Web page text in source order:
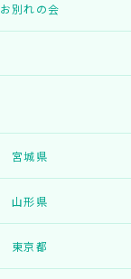
お別れの会
宮城県
山形県
東京都